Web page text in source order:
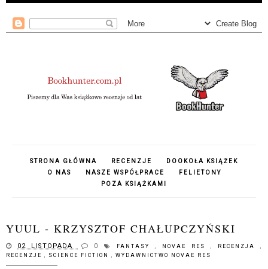
STRONA GŁÓWNA RECENZJE
DOOKOŁA KSIĄŻEK
O NAS
NASZE WSPÓŁPRACE
FELIETONY
POZA KSIĄŻKAMI
YUUL - KRZYSZTOF CHAŁUPCZYŃSKI
02 LISTOPADA 0 FANTASY , NOVAE RES , RECENZJA ,
RECENZJE , SCIENCE FICTION , WYDAWNICTWO NOVAE RES